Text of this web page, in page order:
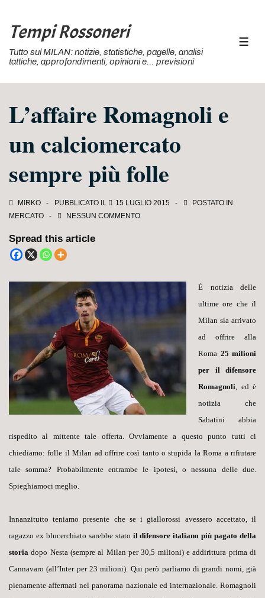
Vai
contenuto
Tempi Rossoneri
Tutto sul MILAN: notizie, statistiche, pagelle, analisi
tattiche, approfondimenti, opinioni e… previsioni
L’affaire Romagnoli e
un calciomercato
sempre più folle
MIRKO PUBBLICATO IL 15 LUGLIO 2015
POSTATO IN
MERCATO
NESSUN COMMENTO
Spread this article
È notizia delle
ultime ore che il
Milan sia arrivato
ad offrire alla
Roma 25 milioni
per il difensore
Romagnoli, ed è
notizia che
Sabatini abbia
rispedito al mittente tale offerta. Ovviamente a questo punto tutti ci
chiediamo: folle il Milan ad offrire così tanto o stupida la Roma a rifiutare
tale somma? Probabilmente entrambe le ipotesi, o nessuna delle due.
Spieghiamoci meglio.
Innanzitutto teniamo presente che se i giallorossi avessero accettato, il
ragazzo ex blucerchiato sarebbe stato il difensore italiano più pagato della
storia dopo Nesta (sempre al Milan per 30,5 milioni) e addirittura prima di
Cannavaro (all’Inter per 23 milioni). Qui però parliamo di grandi nomi, già
pienamente affermati nel panorama nazionale ed internazionale. Romagnoli